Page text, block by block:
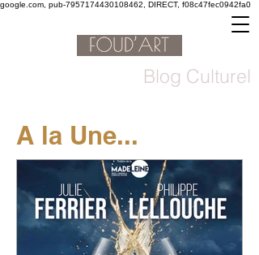
google.com, pub-7957174430108462, DIRECT, f08c47fec0942fa0
Blog Culturel
A la Une...